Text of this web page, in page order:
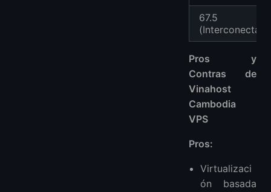
67.5
Pros y
Contras de
Vinahost
Cambodia
VPS
Pros:
Virtualizaci
ón basada